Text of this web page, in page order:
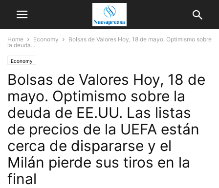
Home Economy
Bolsas de Valores Hoy, 18 de mayo. Optimismo sobre
la deuda...
Economy
Bolsas de Valores Hoy, 18 de
mayo. Optimismo sobre la
deuda de EE.UU. Las listas
de precios de la UEFA están
cerca de dispararse y el
Milán pierde sus tiros en la
final